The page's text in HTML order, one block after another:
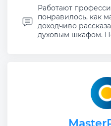
Работают
понравилось, как
доходчиво
духовым шкафом.